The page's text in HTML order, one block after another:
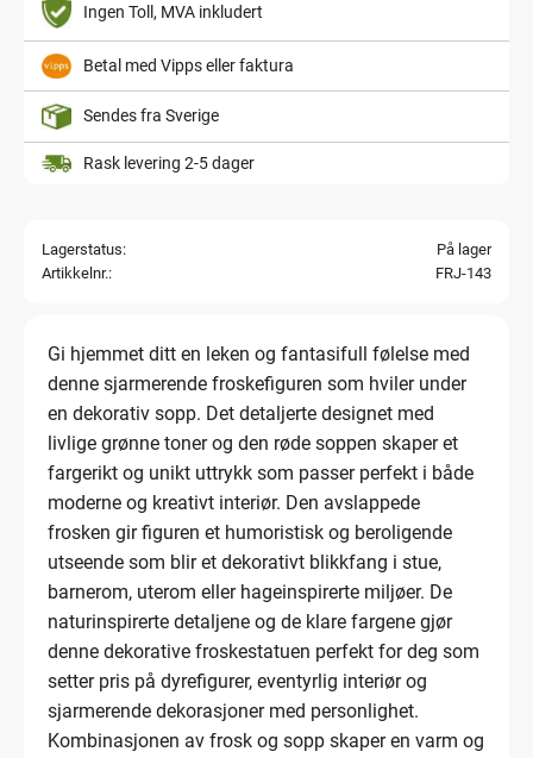
Ingen Toll, MVA inkludert
Betal med Vipps eller faktura
Sendes fra Sverige
Rask levering 2-5 dager
Lagerstatus
På lager
Artikkelnr.
FRJ-143
Gi hjemmet ditt en leken og fantasifull følelse med
denne sjarmerende froskefiguren som hviler under
en dekorativ sopp. Det detaljerte designet med
livlige grønne toner og den røde soppen skaper et
fargerikt og unikt uttrykk som passer perfekt i både
moderne og kreativt interiør. Den avslappede
frosken gir figuren et humoristisk og beroligende
utseende som blir et dekorativt blikkfang i stue,
barnerom, uterom eller hageinspirerte miljøer. De
naturinspirerte detaljene og de klare fargene gjør
denne dekorative froskestatuen perfekt for deg som
setter pris på dyrefigurer, eventyrlig interiør og
sjarmerende dekorasjoner med personlighet.
Kombinasjonen av frosk og sopp skaper en varm og